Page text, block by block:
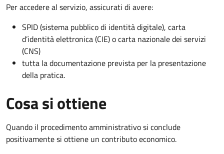
Per accedere al servizio, assicurati di avere:
SPID (sistema pubblico di identità digitale), carta
d’identità elettronica (CIE) o carta nazionale dei servizi
(CNS)
tutta la documentazione prevista per la presentazione
della pratica.
Cosa si ottiene
Quando il procedimento amministrativo si conclude
positivamente si ottiene un contributo economico.